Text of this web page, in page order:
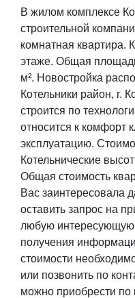
В жилом комплексе
строительной
комнатная квартира.
этаже. Общая
м². Новостройка
Котельники район, г.
строится по
относится к комфорт
эксплуатацию.
Котельнические
Общая стоимость
Вас заинтересовала
оставить запрос на
любую
получения
стоимости
или позвонить по
можно приобрести по